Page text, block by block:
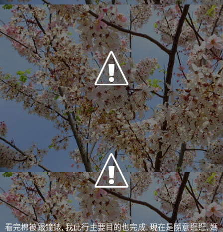
看完棉被跟鐘錶, 我此行主要目的也完成, 現在是隨意逛逛, 媽